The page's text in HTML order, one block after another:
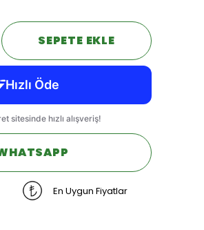
SEPETE EKLE
En Uygun Fiyatlar